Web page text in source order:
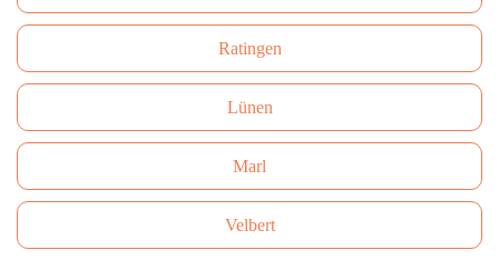
Ratingen
Lünen
Marl
Velbert